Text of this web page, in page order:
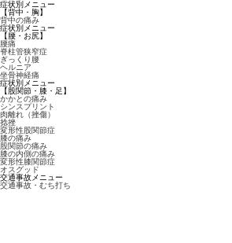
症状別メニュー
【背中・胸】
背中の痛み
症状別メニュー
【腰・お尻】
腰痛
脊柱管狭窄症
ぎっくり腰
ヘルニア
坐骨神経痛
症状別メニュー
【股関節・膝・足】
かかとの痛み
シンスプリント
肉離れ（挫傷）
捻挫
変形性股関節症
膝の痛み
股関節の痛み
膝の内側の痛み
変形性膝関節症
オスグッド
交通事故メニュー
交通事故・むち打ち